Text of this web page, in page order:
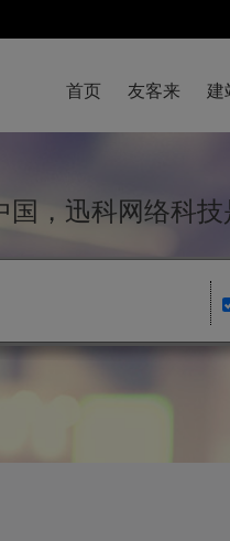
首页 友客来 建
国，迅科网络科